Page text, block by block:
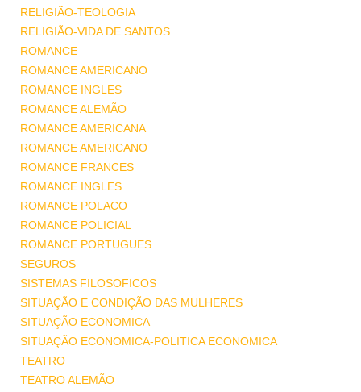
RELIGIÃO-TEOLOGIA
RELIGIÃO-VIDA DE SANTOS
ROMANCE
ROMANCE AMERICANO
ROMANCE INGLES
ROMANCE ALEMÃO
ROMANCE AMERICANA
ROMANCE AMERICANO
ROMANCE FRANCES
ROMANCE INGLES
ROMANCE POLACO
ROMANCE POLICIAL
ROMANCE PORTUGUES
SEGUROS
SISTEMAS FILOSOFICOS
SITUAÇÃO E CONDIÇÃO DAS MULHERES
SITUAÇÃO ECONOMICA
SITUAÇÃO ECONOMICA-POLITICA ECONOMICA
TEATRO
TEATRO ALEMÃO